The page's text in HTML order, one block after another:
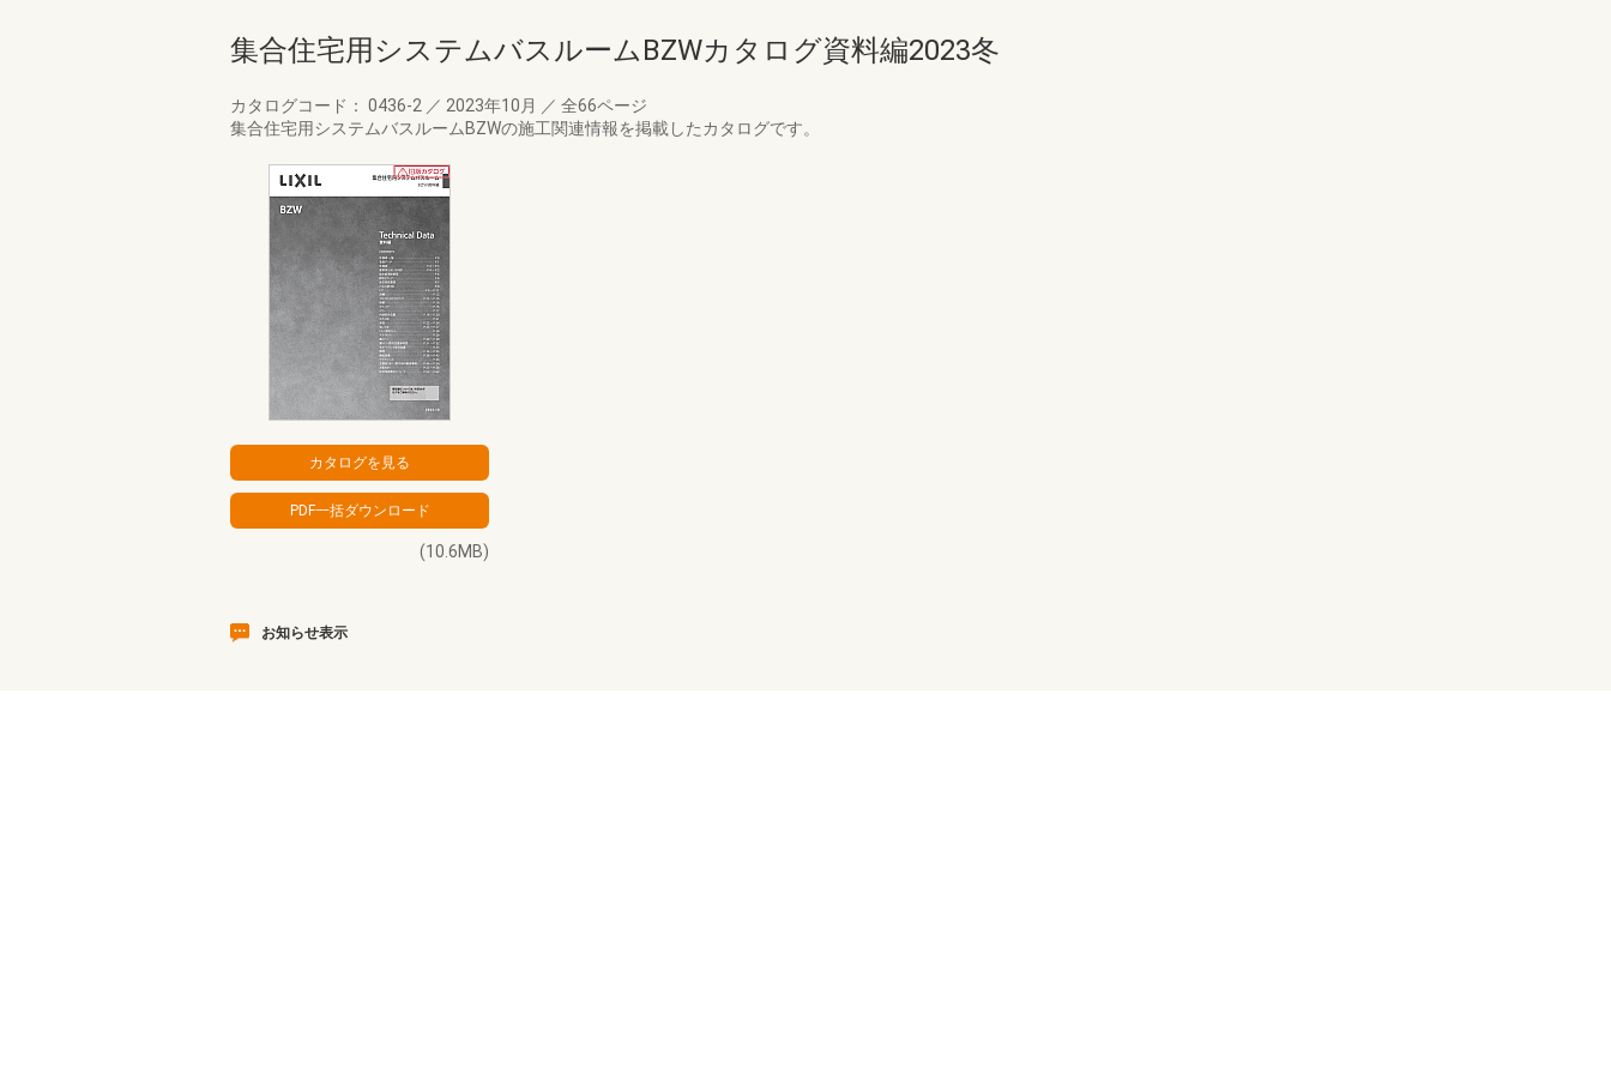
集合住宅用システムバスルームBZWカタログ資料編2023冬
カタログコード： 0436-2 ／ 2023年10月 ／ 全66ページ
集合住宅用システムバスルームBZWの施工関連情報を掲載したカタログです。
(10.6MB)
お知らせ表示